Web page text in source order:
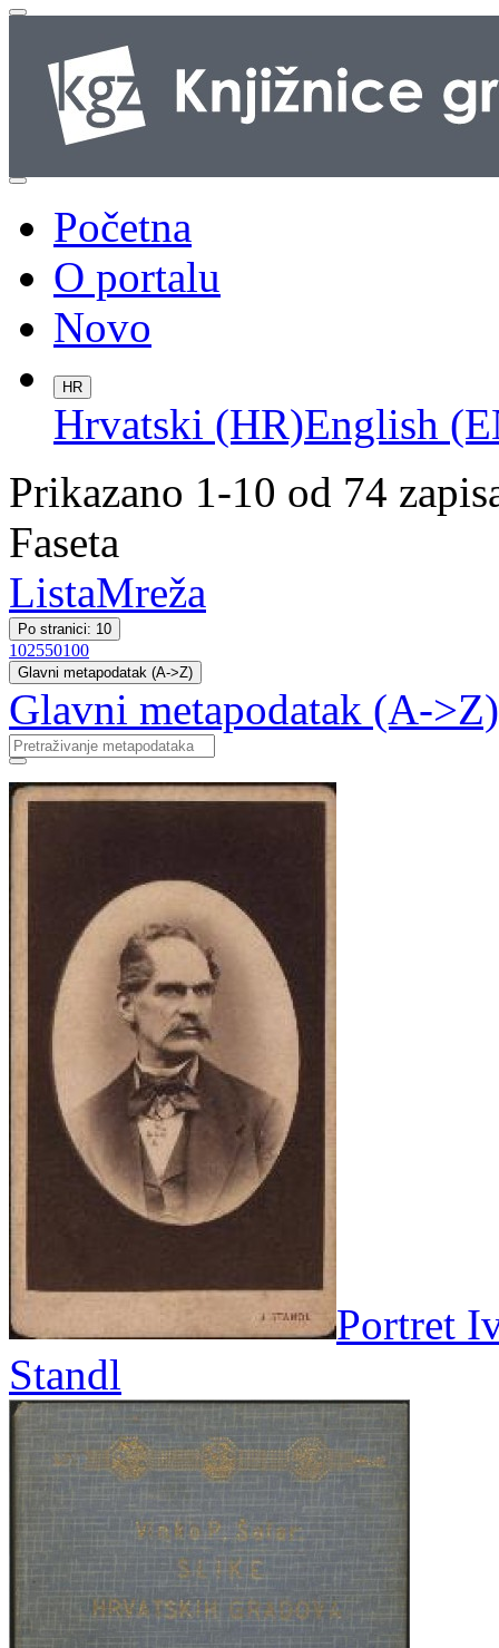
Početna
O portalu
Novo
HR
Hrvatski (HR)English
Prikazano 1-10 od 74
Faseta
ListaMreža
Po stranici: 10
102550100
Glavni metapodatak (A->Z)
Glavni metapodatak (A->Z)
Portret
Standl